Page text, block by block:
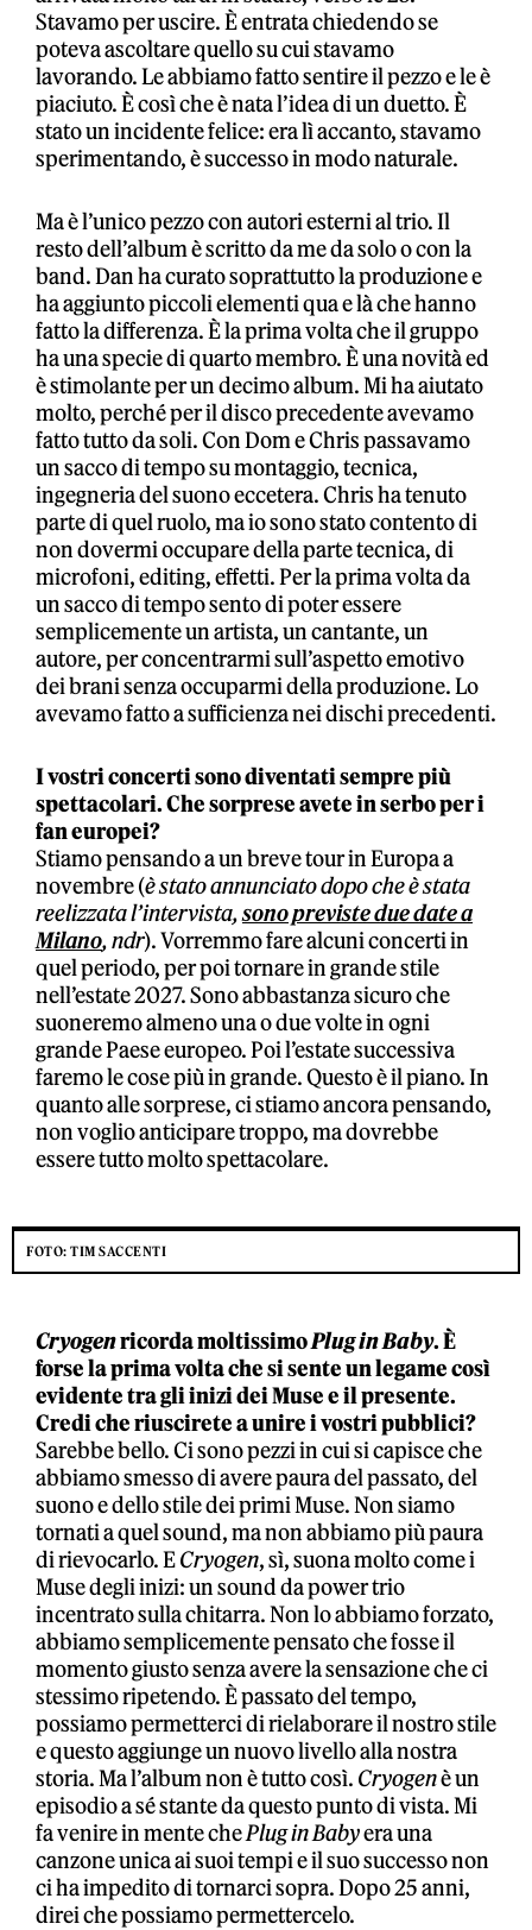
Stavamo per uscire. È entrata chiedendo se
poteva ascoltare quello su cui stavamo
lavorando. Le abbiamo fatto sentire il pezzo e le è
piaciuto. È così che è nata l’idea di un duetto. È
stato un incidente felice: era lì accanto, stavamo
sperimentando, è successo in modo naturale.
Ma è l’unico pezzo con autori esterni al trio. Il
resto dell’album è scritto da me da solo o con la
band. Dan ha curato soprattutto la produzione e
ha aggiunto piccoli elementi qua e là che hanno
fatto la differenza. È la prima volta che il gruppo
ha una specie di quarto membro. È una novità ed
è stimolante per un decimo album. Mi ha aiutato
molto, perché per il disco precedente avevamo
fatto tutto da soli. Con Dom e Chris passavamo
un sacco di tempo su montaggio, tecnica,
ingegneria del suono eccetera. Chris ha tenuto
parte di quel ruolo, ma io sono stato contento di
non dovermi occupare della parte tecnica, di
microfoni, editing, effetti. Per la prima volta da
un sacco di tempo sento di poter essere
semplicemente un artista, un cantante, un
autore, per concentrarmi sull’aspetto emotivo
dei brani senza occuparmi della produzione. Lo
avevamo fatto a sufficienza nei dischi precedenti.
I vostri concerti sono diventati sempre più
spettacolari. Che sorprese avete in serbo per i
fan europei?
Stiamo pensando a un breve tour in Europa a
novembre (è stato annunciato dopo che è stata
reelizzata l’intervista,sono previste due date a
Milano, ndr). Vorremmo fare alcuni concerti in
quel periodo, per poi tornare in grande stile
nell’estate 2027. Sono abbastanza sicuro che
suoneremo almeno una o due volte in ogni
grande Paese europeo. Poi l’estate successiva
faremo le cose più in grande. Questo è il piano. In
quanto alle sorprese, ci stiamo ancora pensando,
non voglio anticipare troppo, ma dovrebbe
essere tutto molto spettacolare.
FOTO: TIM SACCENTI
Cryogenricorda moltissimoPlug in Baby. È
forse la prima volta che si sente un legame così
evidente tra gli inizi dei Muse e il presente.
Credi che riuscirete a unire i vostri pubblici?
Sarebbe bello. Ci sono pezzi in cui si capisce che
abbiamo smesso di avere paura del passato, del
suono e dello stile dei primi Muse. Non siamo
tornati a quel sound, ma non abbiamo più paura
di rievocarlo. ECryogen, sì, suona molto come i
Muse degli inizi: un sound da power trio
incentrato sulla chitarra. Non lo abbiamo forzato,
abbiamo semplicemente pensato che fosse il
momento giusto senza avere la sensazione che ci
stessimo ripetendo. È passato del tempo,
possiamo permetterci di rielaborare il nostro stile
e questo aggiunge un nuovo livello alla nostra
storia. Ma l’album non è tutto così. Cryogenè un
episodio a sé stante da questo punto di vista. Mi
fa venire in mente chePlug in Babyera una
canzone unica ai suoi tempi e il suo successo non
ci ha impedito di tornarci sopra. Dopo 25 anni,
direi che possiamo permettercelo.